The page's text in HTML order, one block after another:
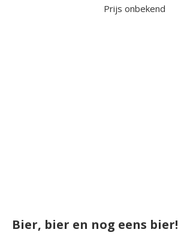
Prijs onbekend
Bier, bier en nog eens bier!